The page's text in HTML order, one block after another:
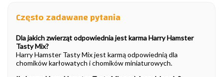
Często zadawane pytania
Dla jakich zwierząt odpowiednia jest karma Harry Hamster
Tasty Mix?
Harry Hamster Tasty Mix jest karmą odpowiednią dla
chomików karłowatych i chomików miniaturowych.